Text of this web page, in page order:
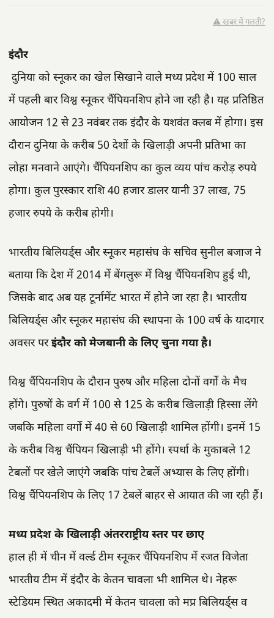
⚠️ खबर में गलती?
इंदौर
दुनिया को स्नूकर का खेल सिखाने वाले मध्य प्रदेश में 100 साल
में पहली बार विश्व स्नूकर चैंपियनशिप होने जा रही है। यह प्रतिष्ठित
आयोजन 12 से 23 नवंबर तक इंदौर के यशवंत क्लब में होगा। इस
दौरान दुनिया के करीब 50 देशों के खिलाड़ी अपनी प्रतिभा का
लोहा मनवाने आएंगे। चैंपियनशिप का कुल व्यय पांच करोड़ रुपये
होगा। कुल पुरस्कार राशि 40 हजार डालर यानी 37 लाख, 75
हजार रुपये के करीब होगी।
भारतीय बिलियर्ड्स और स्नूकर महासंघ के सचिव सुनील बजाज ने
बताया कि देश में 2014 में बेंगलुरू में विश्व चैंपियनशिप हुई थी,
जिसके बाद अब यह टूर्नामेंट भारत में होने जा रहा है। भारतीय
बिलियर्ड्स और स्नूकर महासंघ की स्थापना के 100 वर्ष के यादगार
अवसर परइंदौर को मेजबानी के लिए चुना गया है।
विश्व चैंपियनशिप के दौरान पुरुष और महिला दोनों वर्गों के मैच
होंगे। पुरुषों के वर्ग में 100 से 125 के करीब खिलाड़ी हिस्सा लेंगे
जबकि महिला वर्गों में 40 से 60 खिलाड़ी शामिल होंगी। इनमें 15
के करीब विश्व चैंपियन खिलाड़ी भी होंगे। स्पर्धा के मुकाबले 12
टेबलों पर खेले जाएंगे जबकि पांच टेबलें अभ्यास के लिए होंगी।
विश्व चैंपियनशिप के लिए 17 टेबलें बाहर से आयात की जा रही हैं।
मध्य प्रदेश के खिलाड़ी अंतरराष्ट्रीय स्तर पर छाए
हाल ही में चीन में वर्ल्ड टीम स्नूकर चैंपियनशिप में रजत विजेता
भारतीय टीम में इंदौर के केतन चावला भी शामिल थे। नेहरू
स्टेडियम स्थित अकादमी में केतन चावला को मप्र बिलियर्ड्स व